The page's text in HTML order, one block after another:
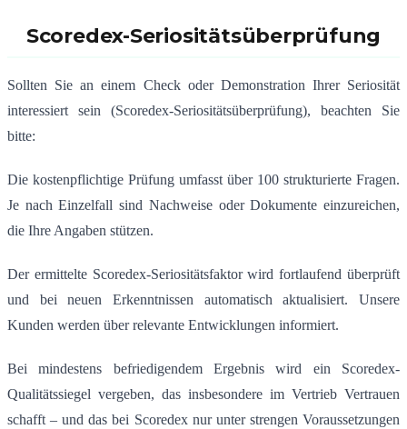
Scoredex-Seriositätsüberprüfung
Sollten Sie an einem Check oder Demonstration Ihrer Seriosität
interessiert sein (Scoredex-Seriositätsüberprüfung), beachten Sie
bitte:
Die kostenpflichtige Prüfung umfasst über 100 strukturierte Fragen.
Je nach Einzelfall sind Nachweise oder Dokumente einzureichen,
die Ihre Angaben stützen.
Der ermittelte Scoredex-Seriositätsfaktor wird fortlaufend überprüft
und bei neuen Erkenntnissen automatisch aktualisiert. Unsere
Kunden werden über relevante Entwicklungen informiert.
Bei mindestens befriedigendem Ergebnis wird ein Scoredex-
Qualitätssiegel vergeben, das insbesondere im Vertrieb Vertrauen
schafft – und das bei Scoredex nur unter strengen Voraussetzungen